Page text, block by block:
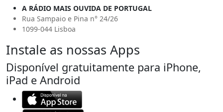
A RÁDIO MAIS OUVIDA DE PORTUGAL
Rua Sampaio e Pina n° 24/26
1099-044 Lisboa
Instale as nossas Apps
Disponível gratuitamente para iPhone,
iPad e Android